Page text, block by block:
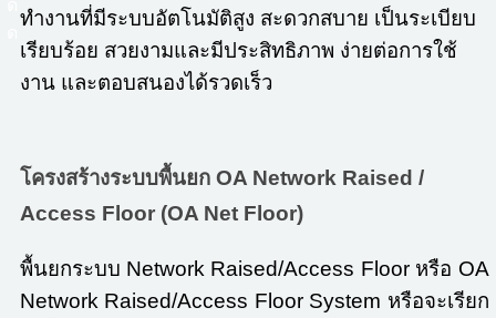
ทำงานที่มีระบบอัตโนมัติสูง สะดวกสบาย เป็นระเบียบ
เรียบร้อย สวยงามและมีประสิทธิภาพ ง่ายต่อการใช้
งาน และตอบสนองได้รวดเร็ว
โครงสร้างระบบพื้นยก OA Network Raised /
Access Floor (OA Net Floor)
พื้นยกระบบ Network Raised/Access Floor หรือ OA
Network Raised/Access Floor System หรือจะเรียก